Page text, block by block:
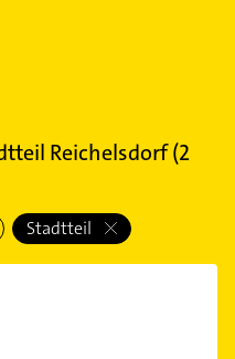
Reichelsdorf(2
Stadtteil